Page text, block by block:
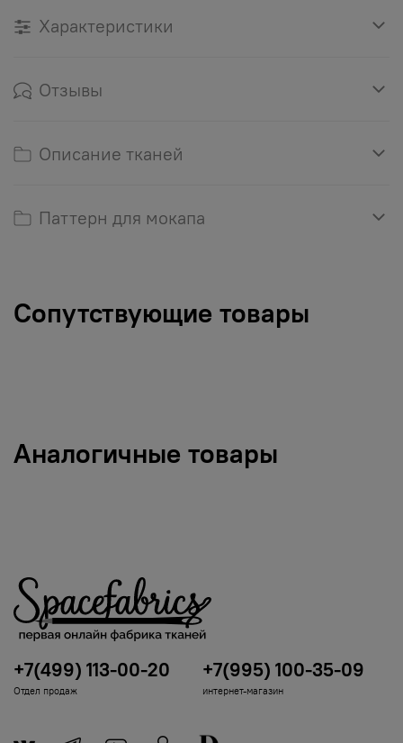
Характеристики
Отзывы
Описание тканей
Паттерн для мокапа
Сопутствующие товары
Аналогичные товары
+7(499) 113-00-20
Отдел продаж
+7(995) 100-35-09
интернет-магазин